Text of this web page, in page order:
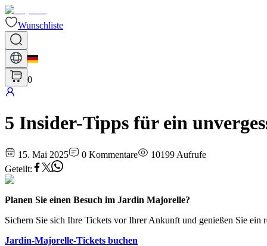
Wunschliste
0
5 Insider-Tipps für ein
15. Mai 2025 0 Kommentare 10199 Aufrufe
Geteilt:
Planen Sie einen Besuch im Jardin Majorelle?
Sichern Sie sich Ihre Tickets vor Ihrer Ankunft und genießen Sie ein
Jardin-Majorelle-Tickets buchen